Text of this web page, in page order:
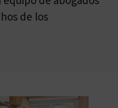
de los